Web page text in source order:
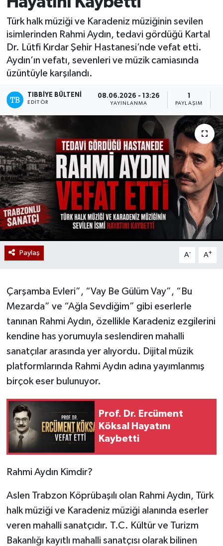
Türk halk müziği ve Karadeniz müziğinin sevilen
isimlerinden Rahmi Aydın, tedavi gördüğü Kartal
Dr. Lütfi Kırdar Şehir Hastanesi’nde vefat etti.
Aydın’ın vefatı, sevenleri ve müzik camiasında
üzüntüyle karşılandı.
TIBBIYE BÜLTENI
EDITÖR
08.06.2026 - 13:26
YAYINLANMA PAYLAŞIM
Paylaş A- A+
Çarşamba Evleri”, “Vay Be Gülüm Vay”, “Bu
Mezarda” ve “Ağla Sevdiğim” gibi eserlerle
tanınan Rahmi Aydın, özellikle Karadeniz ezgilerini
kendine has yorumuyla seslendiren mahalli
sanatçılar arasında yer alıyordu. Dijital müzik
platformlarında Rahmi Aydın adına yayımlanmış
birçok eser bulunuyor.
Prof. Dr. Ercüment
Köksal Hayatını
Kaybetti
Rahmi Aydın Kimdir?
Aslen Trabzon Köprübaşılı olan Rahmi Aydın, Türk
halk müziği ve Karadeniz müziği alanında eserler
veren mahalli sanatçıdır. T.C. Kültür ve Turizm
Bakanlığı kayıtlı mahalli sanatçısı olarak bilinen
Yazarlar